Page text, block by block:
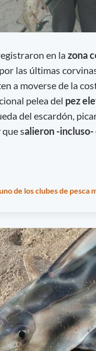
en la zona
las últimas
a moverse de la
pelea del pez
del escardón,
salieron -incluso-
de los clubes de pesca